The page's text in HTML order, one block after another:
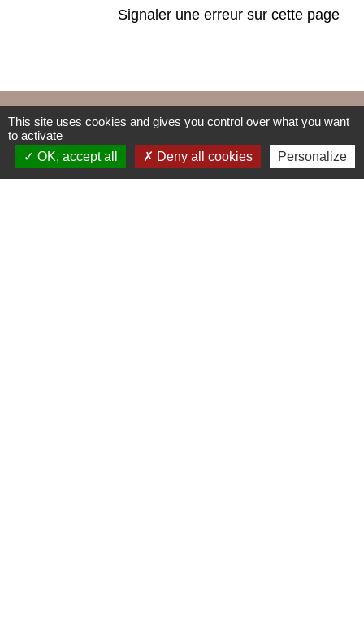
Signaler une erreur sur cette page
Accès directs
BULLETIN MUNICIPAL MENU CANTINE
This site uses cookies and gives you control over what you want
to activate
OK, accept all
Deny all cookies Personalize